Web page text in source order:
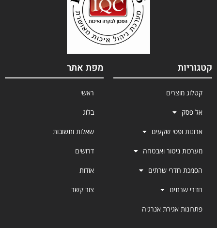
קטגוריות
קטלוג מוצרים
אל פסק
ארונות ופסי שקעים
מערכות ניטור ואבטחה
הסמכת חדרי שרתים
חדרי שרתים
פתרונות אגירת אנרגיה
מפת אתר
ראשי
בלוג
שאלות ותשובות
דרושים
אודות
צור קשר